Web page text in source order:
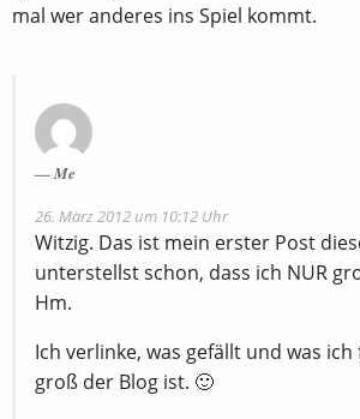
mal wer anderes ins Spiel kommt.
Me
26. März 2012 um 10:12 Uhr
Witzig. Das ist mein erster Post
unterstellst schon, dass ich NUR
Hm.
Ich verlinke, was gefällt und was ich
groß der Blog ist. 🙂